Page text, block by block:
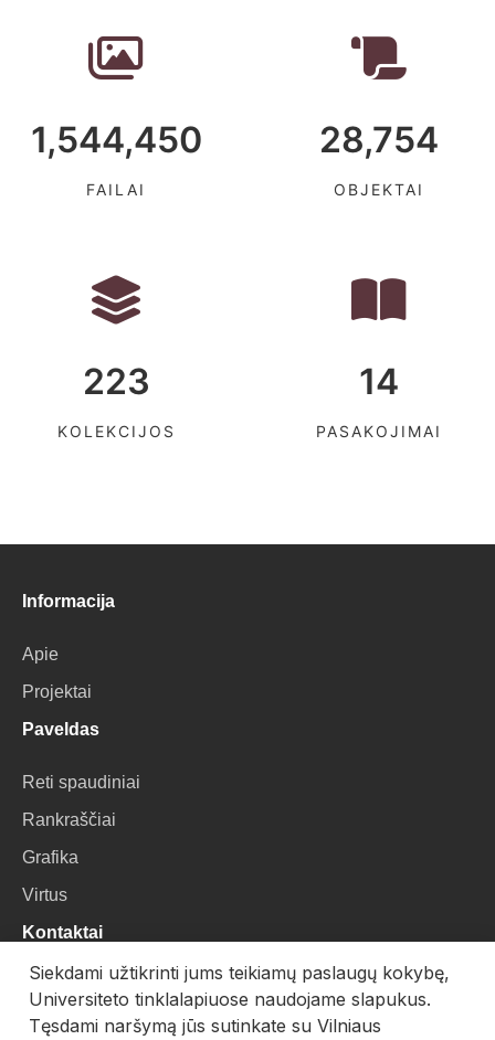
1,544,450
FAILAI
28,754
OBJEKTAI
223
KOLEKCIJOS
14
PASAKOJIMAI
Informacija
Apie
Projektai
Paveldas
Reti spaudiniai
Rankraščiai
Grafika
Virtus
Kontaktai
VU Biblioteka
Universiteto g. 3, LT-01122, Vilnius
Siekdami užtikrinti jums teikiamų paslaugų kokybę,
Universiteto tinklalapiuose naudojame slapukus.
Tęsdami naršymą jūs sutinkate su Vilniaus